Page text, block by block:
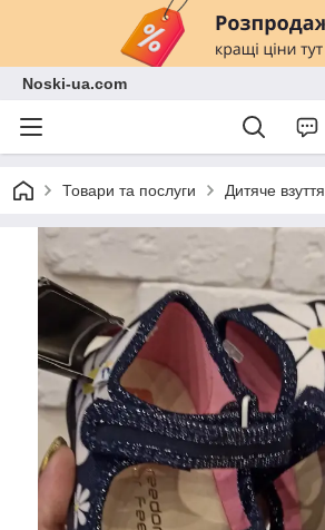
Noski-ua.com
Товари та послуги Дитяче взуття